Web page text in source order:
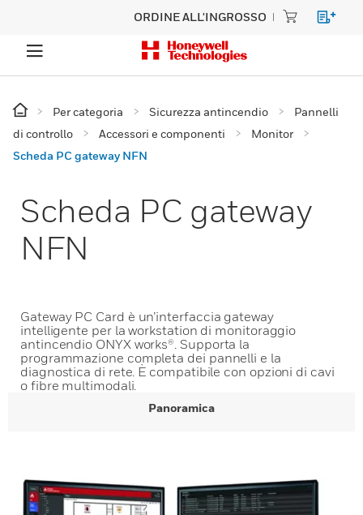
ORDINE ALL'INGROSSO
Per categoria Sicurezza antincendio
Pannelli
di controllo
Accessori e componenti
Monitor
Scheda PC gateway NFN
Scheda PC gateway
NFN
Gateway PC Card è un’interfaccia gateway
intelligente per la workstation di monitoraggio
antincendio ONYX works®. Supporta la
programmazione completa dei pannelli e la
diagnostica di rete. È compatibile con opzioni di cavi
o fibre multimodali.
Panoramica